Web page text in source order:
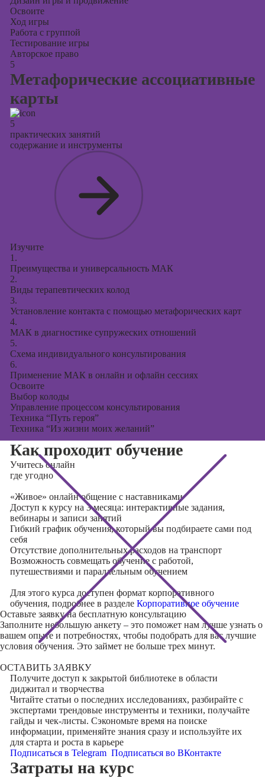
Освоите
Ход игры
Работа с группой
Тестирование игры
Авторское право
5
Метафорические ассоциативные
карты
5
практических занятий
содержание и инструменты
Изучите
1.
Преимущества и универсальность МАК
2.
Виды терапевтических колод
3.
Установление контакта с помощью метафорических карт
4.
МАК в диагностике супружеских отношений
5.
Схема индивидуального консультирования
6.
Применение МАК в онлайн и офлайн сессиях
Освоите
Выбор колоды
Управление процессом консультирования
Техника “Путь героя”
Техника “Из жизни моих желаний”
Как проходит обучение
Учитесьонлайн
где угодно
«Живое» онлайн общение с наставниками
Доступ к курсу на 3 месяца: интерактивные задания,
вебинары и записи занятий
Гибкий график обучения, который вы подбираете сами под
себя
Отсутствие дополнительных расходов на транспорт
Возможность совмещать обучение с работой,
путешествиями и параллельным обучением
Для этого курса доступен формат корпоративного
обучения, подробнее в разделе Корпоративное обучение
Оставьте заявку на бесплатную консультацию
Заполните небольшую анкету – это поможет нам лучше узнать о
вашем опыте и потребностях, чтобы подобрать для вас лучшие
условия обучения. Это займет не больше трех минут.
ОСТАВИТЬ ЗАЯВКУ
Получите доступ к закрытой библиотекев области
диджитал и творчества
Читайте статьи о последних исследованиях, разбирайте с
экспертами трендовые инструменты и техники, получайте
гайды и чек-листы. Сэкономьте время на поиске
информации, применяйте знания сразу и используйте их
для старта и роста в карьере
Подписаться в Telegram Подписаться во ВКонтакте
Затраты на курс